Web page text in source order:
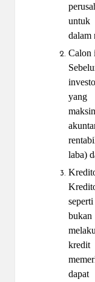
untuk
dalam
Calon
yang
laba)
bukan